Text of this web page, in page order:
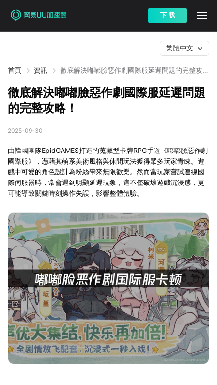
下 载
首頁 資訊
徹底解決嘟嘟臉惡作劇國際服延遲問題的完整攻
繁體中文
徹底解決嘟嘟臉惡作劇國際服延遲問題
的完整攻略！
2025-09-30
由韓國團隊EpidGAMES打造的蒐藏型卡牌RPG手遊《嘟嘟臉惡作劇
國際服》，憑藉其萌系美術風格與休閒玩法獲得眾多玩家青睞。遊
戲中可愛的角色設計為粉絲帶來無限歡樂。然而當玩家嘗試連線國
際伺服器時，常會遇到明顯延遲現象，這不僅破壞遊戲沉浸感，更
可能導致關鍵時刻操作失誤，影響整體體驗。